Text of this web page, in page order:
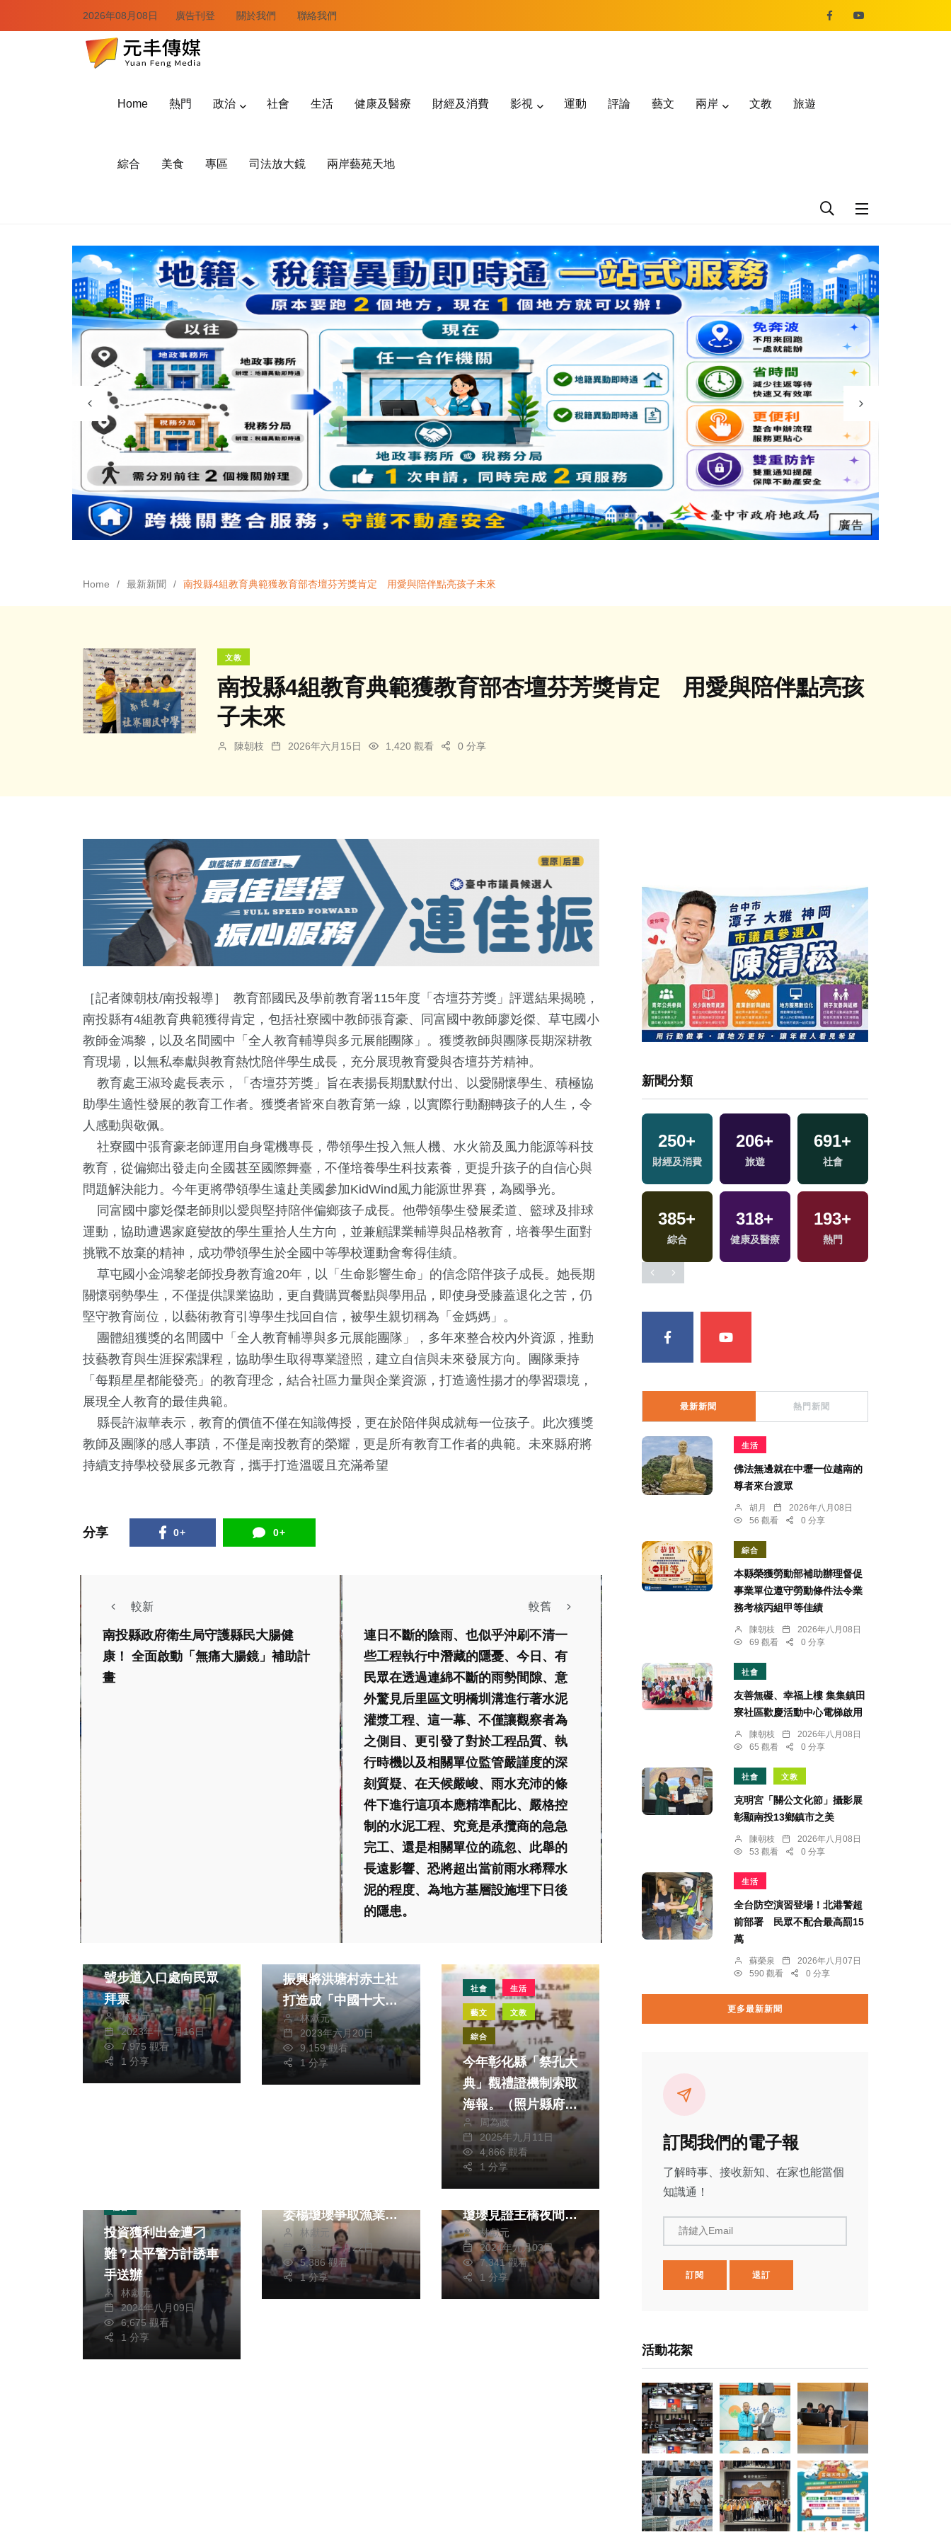
2026年08月08日 廣告刊登 關於我們 聯絡我們
Home 熱門 政治 社會 生活 健康及醫療 財經及消費 影視 運動 評論 藝文 兩岸 文教 旅遊
綜合 美食 專區 司法放大鏡 兩岸藝苑天地
Home 最新新聞 南投縣4組教育典範獲教育部杏壇芬芳獎肯定 用愛與陪伴點亮孩子未來
文教
南投縣4組教育典範獲教育部杏壇芬芳獎肯定 用愛與陪伴點亮孩
子未來
陳朝枝 2026年六月15日 1,420 觀看 0 分享
［記者陳朝枝/南投報導］ 教育部國民及學前教育署115年度「杏壇芬芳獎」評選結果揭曉，
南投縣有4組教育典範獲得肯定，包括社寮國中教師張育豪、同富國中教師廖彣傑、草屯國小
教師金鴻黎，以及名間國中「全人教育輔導與多元展能團隊」。獲獎教師與團隊長期深耕教
育現場，以無私奉獻與教育熱忱陪伴學生成長，充分展現教育愛與杏壇芬芳精神。
教育處王淑玲處長表示，「杏壇芬芳獎」旨在表揚長期默默付出、以愛關懷學生、積極協
助學生適性發展的教育工作者。獲獎者皆來自教育第一線，以實際行動翻轉孩子的人生，令
人感動與敬佩。
社寮國中張育豪老師運用自身電機專長，帶領學生投入無人機、水火箭及風力能源等科技
教育，從偏鄉出發走向全國甚至國際舞臺，不僅培養學生科技素養，更提升孩子的自信心與
問題解決能力。今年更將帶領學生遠赴美國參加KidWind風力能源世界賽，為國爭光。
同富國中廖彣傑老師則以愛與堅持陪伴偏鄉孩子成長。他帶領學生發展柔道、籃球及排球
運動，協助遭遇家庭變故的學生重拾人生方向，並兼顧課業輔導與品格教育，培養學生面對
挑戰不放棄的精神，成功帶領學生於全國中等學校運動會奪得佳績。
草屯國小金鴻黎老師投身教育逾20年，以「生命影響生命」的信念陪伴孩子成長。她長期
關懷弱勢學生，不僅提供課業協助，更自費購買餐點與學用品，即使身受膝蓋退化之苦，仍
堅守教育崗位，以藝術教育引導學生找回自信，被學生親切稱為「金媽媽」。
團體組獲獎的名間國中「全人教育輔導與多元展能團隊」，多年來整合校內外資源，推動
技藝教育與生涯探索課程，協助學生取得專業證照，建立自信與未來發展方向。團隊秉持
「每顆星星都能發亮」的教育理念，結合社區力量與企業資源，打造適性揚才的學習環境，
展現全人教育的最佳典範。
縣長許淑華表示，教育的價值不僅在知識傳授，更在於陪伴與成就每一位孩子。此次獲獎
教師及團隊的感人事蹟，不僅是南投教育的榮耀，更是所有教育工作者的典範。未來縣府將
持續支持學校發展多元教育，攜手打造溫暖且充滿希望
分享 0+ 0+
較新
南投縣政府衛生局守護縣民大腸健
康！ 全面啟動「無痛大腸鏡」補助計
畫
較舊
連日不斷的陰雨、也似乎沖刷不清一
些工程執行中潛藏的隱憂、今日、有
民眾在透過連綿不斷的雨勢間隙、意
外驚見后里區文明橋圳溝進行著水泥
灌漿工程、這一幕、不僅讓觀察者為
之側目、更引發了對於工程品質、執
行時機以及相關單位監管嚴謹度的深
刻質疑、在天候嚴峻、雨水充沛的條
件下進行這項本應精準配比、嚴格控
制的水泥工程、究竟是承攬商的急急
完工、還是相關單位的疏忽、此舉的
長遠影響、恐將超出當前雨水稀釋水
泥的程度、為地方基層設施埋下日後
的隱患。
號步道入口處向民眾
拜票
林獻元
2023年十二月16日
7,975 觀看
1 分享
藝文
海峽論壇專區
振興將洪塘村赤土社
打造成「中國十大美
麗休閒鄉村」
林獻元
2023年六月20日
9,159 觀看
1 分享
社會 生活
藝文 文教
綜合
今年彰化縣「祭孔大
典」觀禮證機制索取
海報。（照片縣府提
供）周為政
2025年九月11日
4,866 觀看
1 分享
投資獲利出金遭刁
難？太平警方計誘車
手送辦
林獻元
2024年八月09日
6,675 觀看
1 分享
委楊瓊瓔爭取漁業署
補助解困
林獻元
2025年一月22日
5,386 觀看
1 分享
政治
旅遊
縫合「綠空廊道」潭
瓊瓔見證主橋夜間吊
裝作業
林獻元
2024年九月03日
7,341 觀看
1 分享
新聞分類
影視
6+
演唱會
兩岸
2+
兩岸佛教文化交
流專區
9+
評論
926+
生活
+
綜藝
0+
兩岸藝苑天地
10
司法放大鏡
0+
2023金鐘獎
142+
藝文
40
250+
財經及消費
206+
旅遊
691+
社會
385+
綜合
318+
健康及醫療
193+
熱門
最新新聞 熱門新聞
生活
佛法無邊就在中壢一位越南的
尊者來台渡眾
胡月
2026年八月08日
56 觀看
0 分享
綜合
本縣榮獲勞動部補助辦理督促
事業單位遵守勞動條件法令業
務考核丙組甲等佳績
陳朝枝
2026年八月08日
69 觀看
0 分享
社會
友善無礙、幸福上樓 集集鎮田
寮社區歡慶活動中心電梯啟用
陳朝枝
2026年八月08日
65 觀看
0 分享
社會 文教
克明宮「關公文化節」攝影展
彰顯南投13鄉鎮市之美
陳朝枝
2026年八月08日
53 觀看
0 分享
生活
全台防空演習登場！北港警超
前部署 民眾不配合最高罰15
萬
蘇榮泉
2026年八月07日
590 觀看
0 分享
更多最新新聞
訂閱我們的電子報
了解時事、接收新知、在家也能當個
知識通！
請鍵入Email
訂閱 退訂
活動花絮